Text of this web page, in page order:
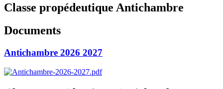
Classe propédeutique Antichambre
Documents
Antichambre 2026 2027